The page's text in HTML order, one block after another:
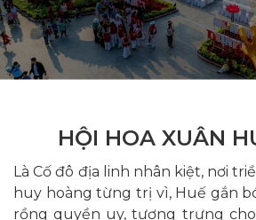
HỘI HOA XUÂN
Là Cố đô địa linh nhân kiệt, nơi
huy hoàng từng trị vì, Huế gắn
rồng quyền uy, tượng trưng